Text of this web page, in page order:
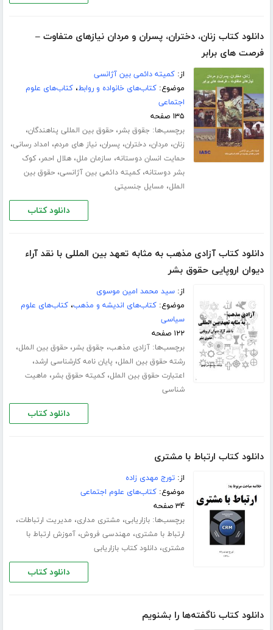
دانلود کتاب زنان، دختران، پسران و مردان نیازهای متفاوت –
فرصت های برابر
از:کمیته دائمی بین آژانسی
موضوع:کتاب‌های خانواده و روابط،کتاب‌های علوم
اجتماعی
۱۳۵ صفحه
برچسب‌ها: جقوق بشر،حقوق بین المللی پناهندگان،
زنان، مردان،دختران، پسران،نیاز های مردم، امداد رسانی،
حمایت انسان دوستانه، سازمان ملل،هلال احمر،کوک
بشر دوستانه،کمیته دائمی بین آژانسی،حقوق بین
الملل، مسایل جنسیتی
دانلود کتاب
دانلود کتاب آزادی مذهب به مثابه تعهد بین المللی با نقد آراء
دیوان اروپایی حقوق بشر
از:سید محمد امین موسوی
موضوع:کتاب‌های اندیشه و مذهب،کتاب‌های علوم
سیاسی
۱۲۲ صفحه
برچسب‌ها:آزادی مذهب، جقوق بشر،حقوق بین الملل،
رشته حقوق بین الملل، پایان نامه کارشناسی ارشد،
اعتبارت حقوق بین الملل،کمیته حقوق بشر، ماهیت
شناسی
دانلود کتاب
دانلود کتاب ارتباط با مشتری‎
از:تورج مهدی زاده
موضوع:کتاب‌های علوم اجتماعی
۳۴ صفحه
برچسب‌ها:بازاریابی، مشتری مداری، مدیریت ارتباطات،
ارتباط با مشتری، مهندسی فروش،آموزش ارتباط با
مشتری،دانلود کتاب بازاریابی
دانلود کتاب
دانلود کتاب ناگفته‌ها را بشنویم